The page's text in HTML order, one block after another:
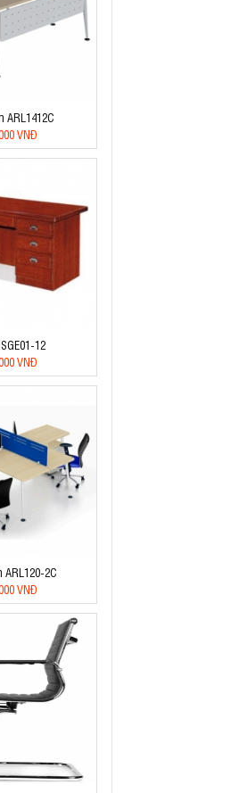
ARL1412C
VNĐ
12
VNĐ
ARL120-2C
VNĐ